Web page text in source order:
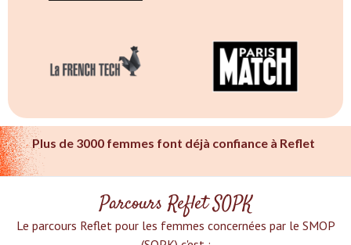
Plus de 3000 femmes font déjà confiance à Reflet
Parcours Reflet SOPK
Le parcours Reflet pour les femmes concernées par le SMOP